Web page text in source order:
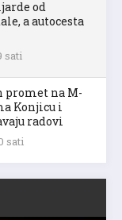
od
a autocesta
sati
promet na M-
Konjicu i
radovi
sati